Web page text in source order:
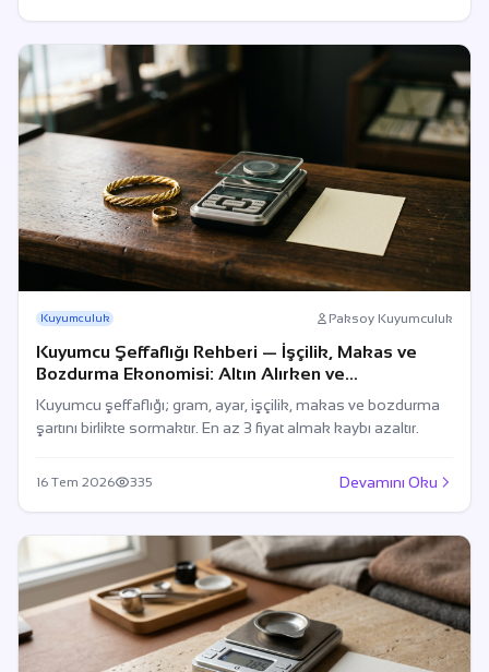
Kuyumculuk Paksoy Kuyumculuk
Kuyumcu Şeffaflığı Rehberi — İşçilik, Makas ve
Bozdurma Ekonomisi: Altın Alırken ve
Bozdururken Net Hesap
Kuyumcu şeffaflığı; gram, ayar, işçilik, makas ve bozdurma
şartını birlikte sormaktır. En az 3 fiyat almak kaybı azaltır.
16 Tem 2026 335 Devamını Oku